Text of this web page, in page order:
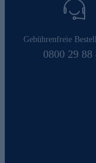
Gebührenfreie
0800 29 88